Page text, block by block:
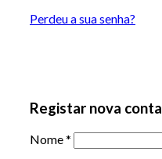
Perdeu a sua senha?
Registar nova conta
Nome*